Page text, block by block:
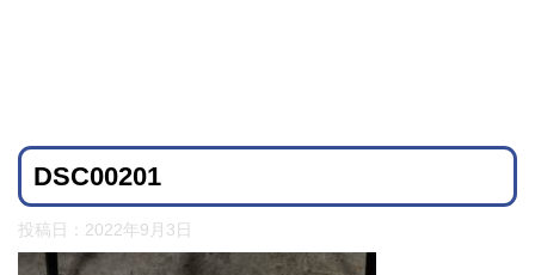
DSC00201
投稿日： 2022年9月3日